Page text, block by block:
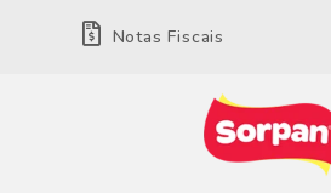
Notas Fiscais